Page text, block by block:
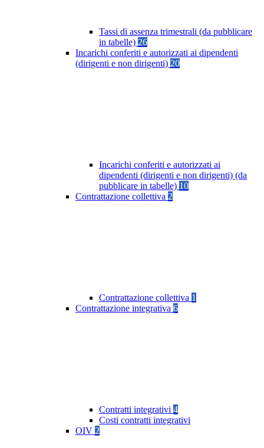
Tassi di assenza trimestrali (da pubblicare
in tabelle) 26
Incarichi conferiti e autorizzati ai dipendenti
(dirigenti e non dirigenti) 20
Incarichi conferiti e autorizzati ai
dipendenti (dirigenti e non dirigenti) (da
pubblicare in tabelle) 10
Contrattazione collettiva 2
Contrattazione collettiva 1
Contrattazione integrativa 6
Contratti integrativi 4
Costi contratti integrativi
OIV 2